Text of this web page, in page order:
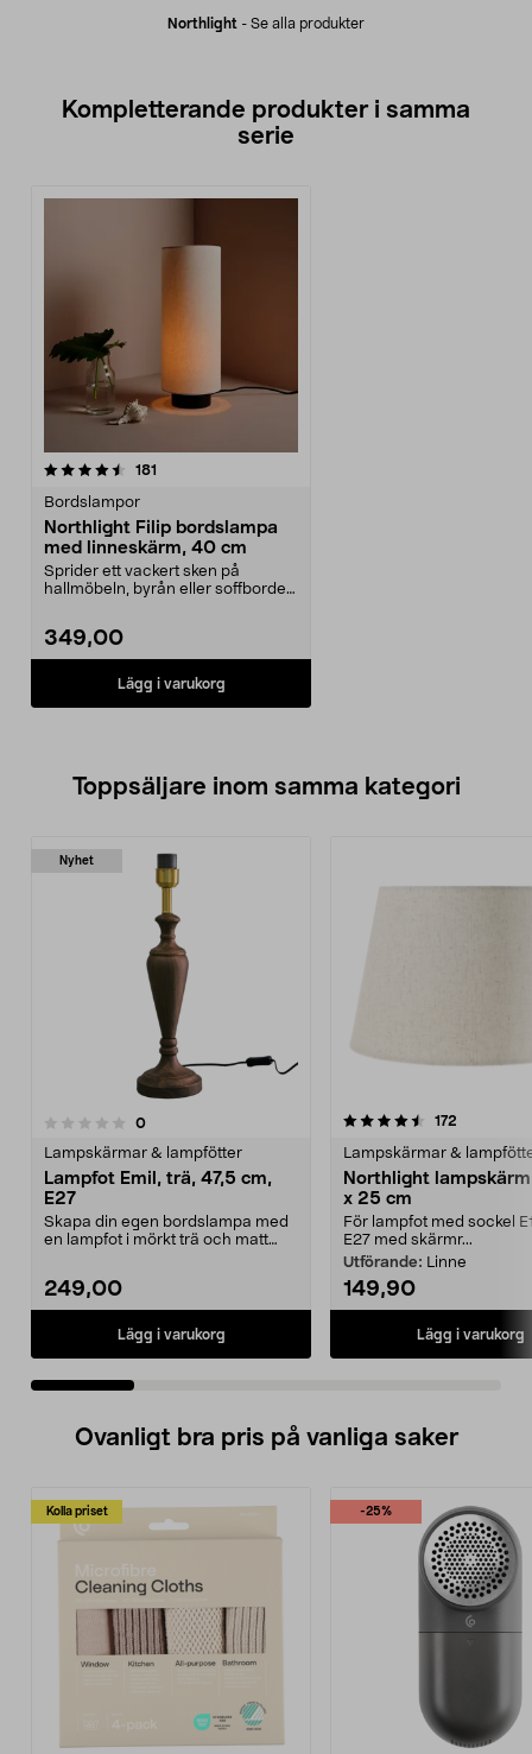
Northlight - Se alla produkter
Kompletterande produkter i samma
serie
181
Bordslampor
Northlight Filip bordslampa
med linneskärm, 40 cm
Sprider ett vackert sken på
hallmöbeln, byrån eller soffbordet.
349,00
Lägg i varukorg
Toppsäljare inom samma kategori
Nyhet
0recensioner
Lampskärmar & lampfötter
Lampfot Emil, trä, 47,5 cm,
E27
Skapa din egen bordslampa med
en lampfot i mörkt trä och matt
249,00
Lägg i varukorg
4.5 av 5 stjärnor 172
Lampskärmar &
Northlight
x 25 cm
För lampfot med sockel
E27 med skärmr...
Utförande: Linne
149,90
Lägg i varukorg
4.5 av 5 stjärnor
Ovanligt bra pris på vanliga saker
Kolla priset -25%